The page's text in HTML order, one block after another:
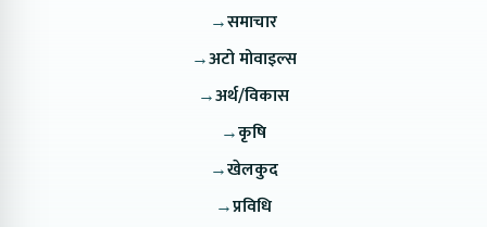
→समाचार
→अटो मोवाइल्स
→अर्थ/विकास
→कृषि
→खेलकुद
→प्रविधि